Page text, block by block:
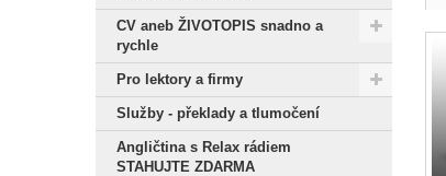
CV aneb ŽIVOTOPIS snadno a
rychle
Pro lektory a firmy
Služby - překlady a tlumočení
Angličtina s Relax rádiem
STAHUJTE ZDARMA